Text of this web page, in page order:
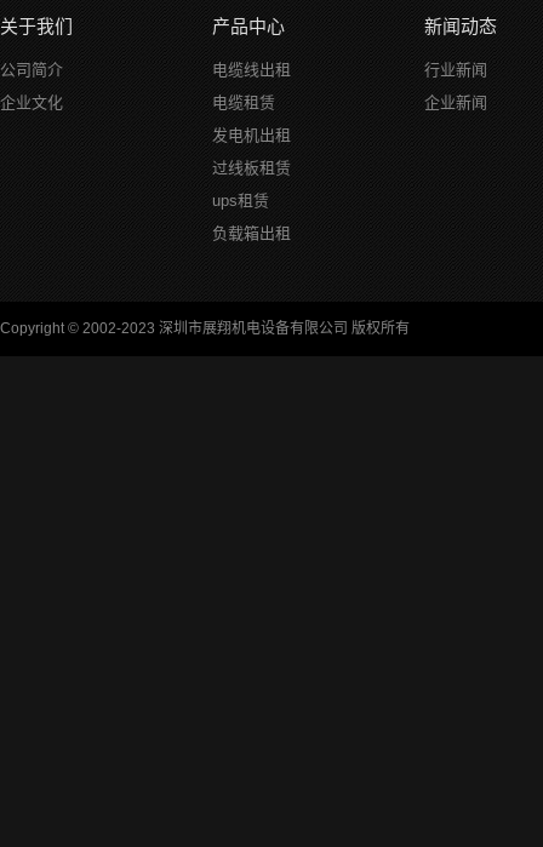
关于我们
公司简介
企业文化
产品中心
电缆线出租
电缆租赁
发电机出租
过线板租赁
ups租赁
负载箱出租
新闻动态
行业新闻
企业新闻
Copyright © 2002-2023 深圳市展翔机电设备有限公司 版权所有